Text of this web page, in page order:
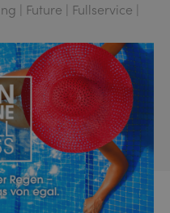
| Future | Fullservice |